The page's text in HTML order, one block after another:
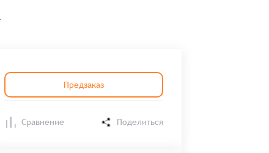
Предзаказ
Сравнение Поделиться